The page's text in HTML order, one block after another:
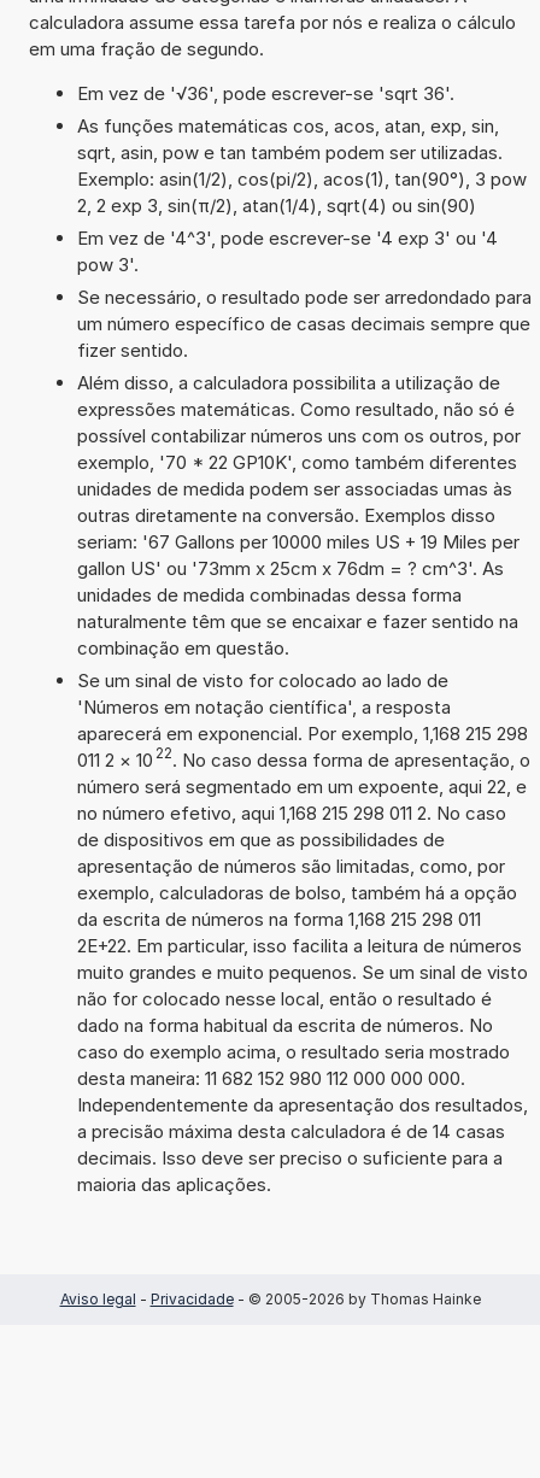
calculadora assume essa tarefa por nós e realiza o cálculo
em uma fração de segundo.
Em vez de '√36', pode escrever-se 'sqrt 36'.
As funções matemáticas cos, acos, atan, exp, sin,
sqrt, asin, pow e tan também podem ser utilizadas.
Exemplo: asin(1/2), cos(pi/2), acos(1), tan(90°), 3 pow
2, 2 exp 3, sin(π/2), atan(1/4), sqrt(4) ou sin(90)
Em vez de '4^3', pode escrever-se '4 exp 3' ou '4
pow 3'.
Se necessário, o resultado pode ser arredondado para
um número específico de casas decimais sempre que
fizer sentido.
Além disso, a calculadora possibilita a utilização de
expressões matemáticas. Como resultado, não só é
possível contabilizar números uns com os outros, por
exemplo, '70 * 22 GP10K', como também diferentes
unidades de medida podem ser associadas umas às
outras diretamente na conversão. Exemplos disso
seriam: '67 Gallons per 10000 miles US + 19 Miles per
gallon US' ou '73mm x 25cm x 76dm = ? cm^3'. As
unidades de medida combinadas dessa forma
naturalmente têm que se encaixar e fazer sentido na
combinação em questão.
Se um sinal de visto for colocado ao lado de
'Números em notação científica', a resposta
aparecerá em exponencial. Por exemplo, 1,168 215 298
011 2 × 10 22. No caso dessa forma de apresentação, o
número será segmentado em um expoente, aqui 22, e
no número efetivo, aqui 1,168 215 298 011 2. No caso
de dispositivos em que as possibilidades de
apresentação de números são limitadas, como, por
exemplo, calculadoras de bolso, também há a opção
da escrita de números na forma 1,168 215 298 011
2E+22. Em particular, isso facilita a leitura de números
muito grandes e muito pequenos. Se um sinal de visto
não for colocado nesse local, então o resultado é
dado na forma habitual da escrita de números. No
caso do exemplo acima, o resultado seria mostrado
desta maneira: 11 682 152 980 112 000 000 000.
Independentemente da apresentação dos resultados,
a precisão máxima desta calculadora é de 14 casas
decimais. Isso deve ser preciso o suficiente para a
maioria das aplicações.
Aviso legal - Privacidade- © 2005-2026 by Thomas Hainke